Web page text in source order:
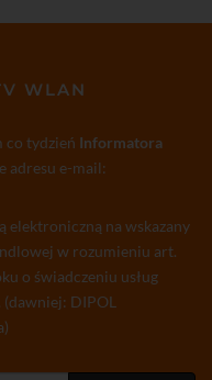
WLAN
co tydzień Informatora
adresu e-mail:
elektroniczną na wskazany
w rozumieniu art.
o świadczeniu usług
DIPOL